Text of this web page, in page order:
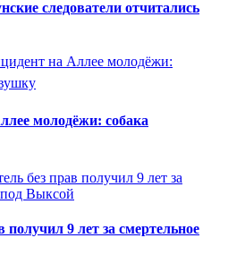
следователи отчитались
молодёжи: собака
получил 9 лет за смертельное